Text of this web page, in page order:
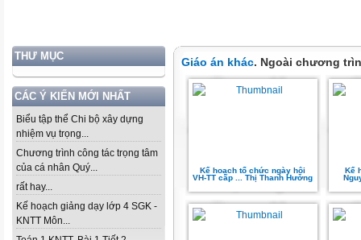
THƯ MỤC
CÁC Ý KIẾN MỚI NHẤT
Biểu tập thể Chi bộ xây dựng
nhiệm vụ trọng...
Chương trình công tác trọng tâm
của cá nhân Quý...
rất hay...
Kế hoạch giảng dạy lớp 4 SGK -
KNTT Môn...
Giáo án khác. Ngoài chương
Kế hoạch tổ chức ngày hội
VH-TT cấp ... Thị Thanh Hường
Kế